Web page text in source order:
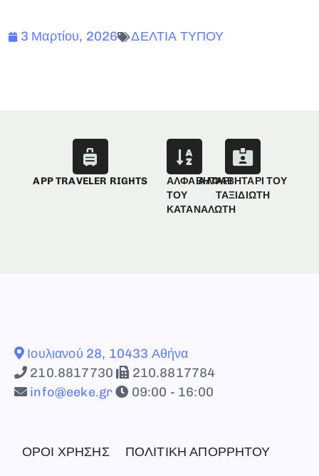
3 Μαρτίου, 2026 ΔΕΛΤΙΑ ΤΥΠΟΥ
APP TRAVELER RIGHTS
ΑΛΦΑΒΗΤΑΡΙ
ΤΟΥ
ΚΑΤΑΝΑΛΩΤΗ
ΑΛΦΑΒΗΤΑΡΙ ΤΟΥ
ΤΑΞΙΔΙΩΤΗ
Ιουλιανού 28, 10433 Αθήνα
210.8817730
210.8817784
info@eeke.gr
09:00 - 16:00
ΟΡΟΙ ΧΡΗΣΗΣ ΠΟΛΙΤΙΚΗ ΑΠΟΡΡΗΤΟΥ